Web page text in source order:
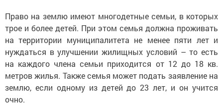
Право на землю имеют многодетные семьи, в которых
трое и более детей. При этом семья должна проживать
на территории муниципалитета не менее пяти лет и
нуждаться в улучшении жилищных условий – то есть
на каждого члена семьи приходится от 12 до 18 кв.
метров жилья. Также семья может подать заявление на
землю, если одному из детей до 23 лет, и он учится
очно.